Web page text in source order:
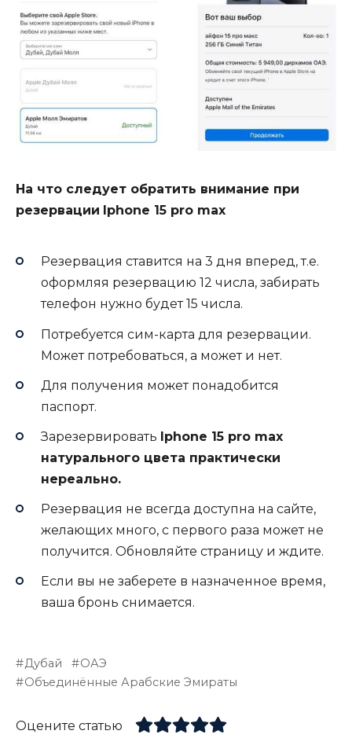
На что следует обратить внимание при
резервации Iphone 15 pro max
Резервация ставится на 3 дня вперед, т.е.
оформляя резервацию 12 числа, забирать
телефон нужно будет 15 числа.
Потребуется сим-карта для резервации.
Может потребоваться, а может и нет.
Для получения может понадобится
паспорт.
Зарезервировать Iphone 15 pro max
натурального цвета практически
нереально.
Резервация не всегда доступна на сайте,
желающих много, с первого раза может не
получится. Обновляйте страницу и ждите.
Если вы не заберете в назначенное время,
ваша бронь снимается.
Дубай
ОАЭ
Объединённые Арабские Эмираты
Оцените статью